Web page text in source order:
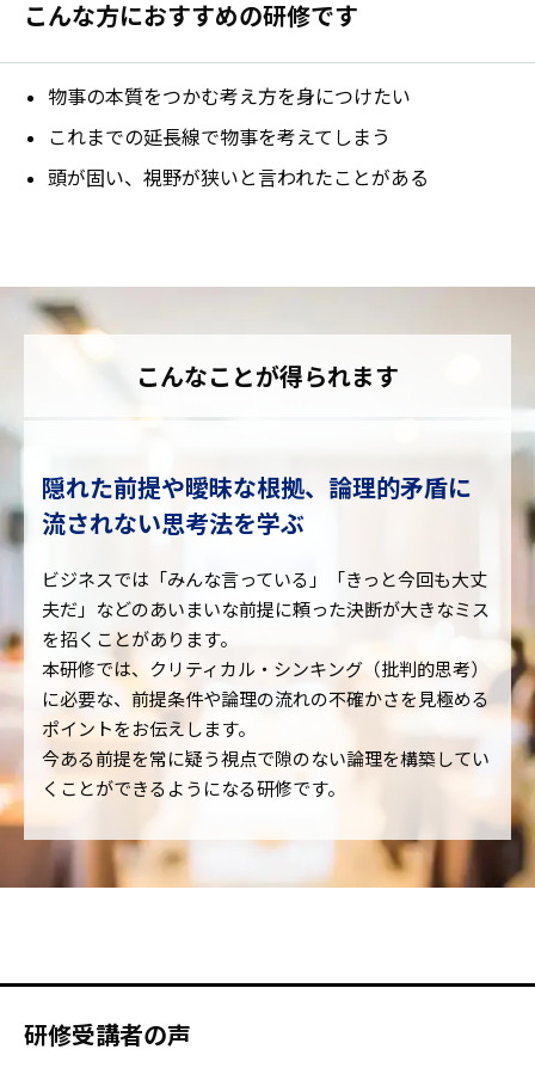
こんな方におすすめの研修です
物事の本質をつかむ考え方を身につけたい
これまでの延長線で物事を考えてしまう
頭が固い、視野が狭いと言われたことがある
こんなことが得られます
隠れた前提や曖昧な根拠、論理的矛盾に
流されない思考法を学ぶ
ビジネスでは「みんな言っている」「きっと今回も大丈
夫だ」などのあいまいな前提に頼った決断が大きなミス
を招くことがあります。
本研修では、クリティカル・シンキング（批判的思考）
に必要な、前提条件や論理の流れの不確かさを見極める
ポイントをお伝えします。
今ある前提を常に疑う視点で隙のない論理を構築してい
くことができるようになる研修です。
研修受講者の声